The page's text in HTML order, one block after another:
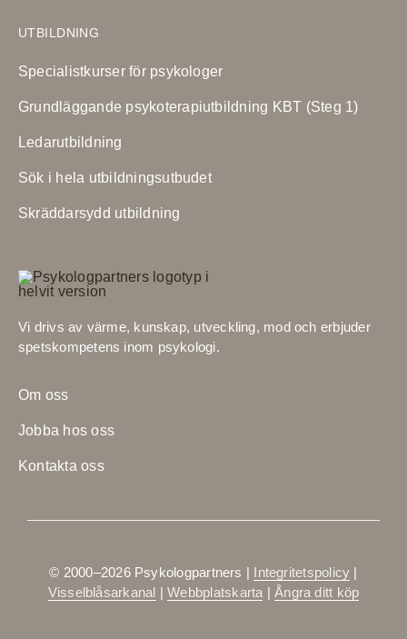
UTBILDNING
Specialistkurser för psykologer
Grundläggande psykoterapiutbildning KBT (Steg 1)
Ledarutbildning
Sök i hela utbildningsutbudet
Skräddarsydd utbildning
Vi drivs av värme, kunskap, utveckling, mod och erbjuder
spetskompetens inom psykologi.
Om oss
Jobba hos oss
Kontakta oss
© 2000–2026 Psykologpartners | Integritetspolicy |
Visselblåsarkanal |Webbplatskarta |Ångra ditt köp